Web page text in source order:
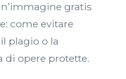
gratis
come evitare
plagio o la
di opere protette.